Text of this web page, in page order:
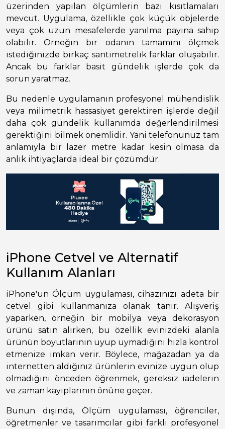
üzerinden yapılan ölçümlerin bazı kısıtlamaları
mevcut. Uygulama, özellikle çok küçük objelerde
veya çok uzun mesafelerde yanılma payına sahip
olabilir. Örneğin bir odanın tamamını ölçmek
istediğinizde birkaç santimetrelik farklar oluşabilir.
Ancak bu farklar basit gündelik işlerde çok da
sorun yaratmaz.
Bu nedenle uygulamanın profesyonel mühendislik
veya milimetrik hassasiyet gerektiren işlerde değil
daha çok gündelik kullanımda değerlendirilmesi
gerektiğini bilmek önemlidir. Yani telefonunuz tam
anlamıyla bir lazer metre kadar kesin olmasa da
anlık ihtiyaçlarda ideal bir çözümdür.
iPhone Cetvel ve Alternatif
Kullanım Alanları
iPhone'un Ölçüm uygulaması, cihazınızı adeta bir
cetvel gibi kullanmanıza olanak tanır. Alışveriş
yaparken, örneğin bir mobilya veya dekorasyon
ürünü satın alırken, bu özellik evinizdeki alanla
ürünün boyutlarının uyup uymadığını hızla kontrol
etmenize imkan verir. Böylece, mağazadan ya da
internetten aldığınız ürünlerin evinize uygun olup
olmadığını önceden öğrenmek, gereksiz iadelerin
ve zaman kayıplarının önüne geçer.
Bunun dışında, Ölçüm uygulaması, öğrenciler,
öğretmenler ve tasarımcılar gibi farklı profesyonel